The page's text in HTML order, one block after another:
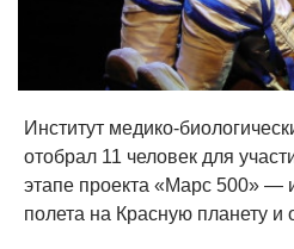
Институт медико-
отобрал 11 человек для
этапе проекта «Марс 500» —
полета на Красную планету и